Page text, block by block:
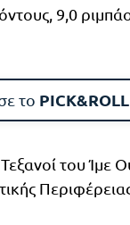
9,0
το PICK&ROLL
του Ίμε